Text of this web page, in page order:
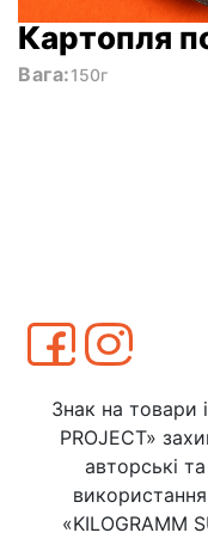
Картопля
Вага:150г
Знак на товари
PROJECT»
авторські
«KILOGRAMM